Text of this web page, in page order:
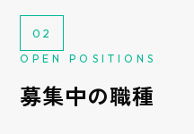
02
OPEN POSITIONS
募集中の職種